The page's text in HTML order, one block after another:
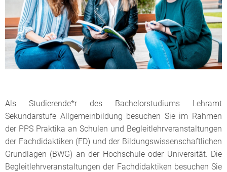
Als Studierende*r des Bachelorstudiums Lehramt
Sekundarstufe Allgemeinbildung besuchen Sie im Rahmen
der PPS Praktika an Schulen und Begleitlehrveranstaltungen
der Fachdidaktiken (FD) und der Bildungswissenschaftlichen
Grundlagen (BWG) an der Hochschule oder Universität. Die
Begleitlehrveranstaltungen der Fachdidaktiken besuchen Sie